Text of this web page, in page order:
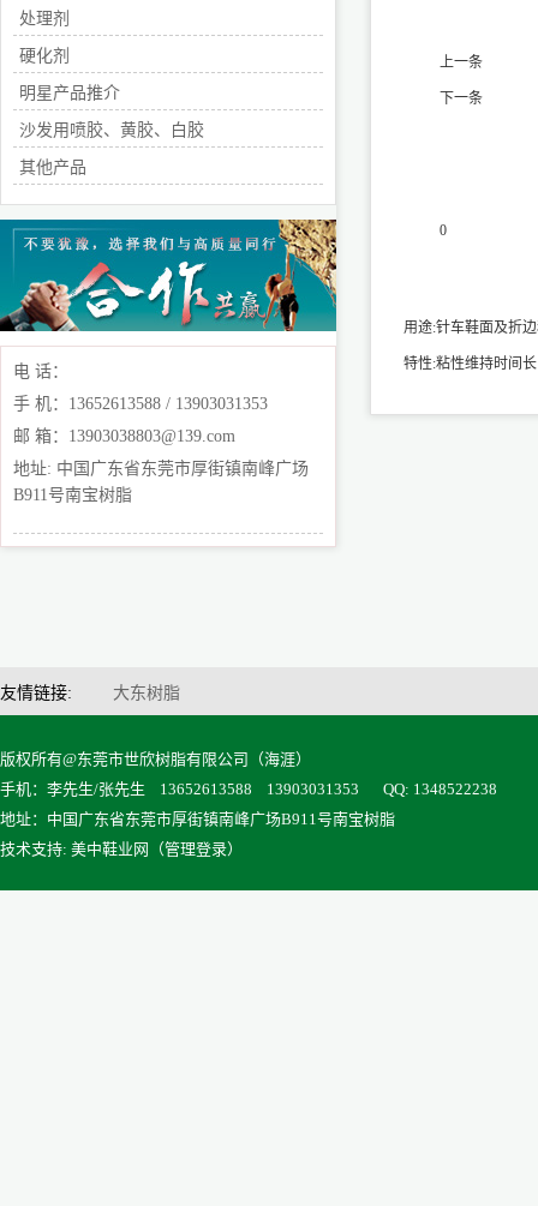
处理剂
硬化剂
明星产品推介
沙发用喷胶、黄胶、白胶
其他产品
电 话：
手 机：13652613588 / 13903031353
邮 箱：13903038803@139.com
地址: 中国广东省东莞市厚街镇南峰广场
B911号南宝树脂
上一条
下一条
0
用途:针车鞋面及折
特性:粘性维持时间长
友情链接: 大东树脂
版权所有@东莞市世欣树脂有限公司（海涯）
手机：李先生/张先生 13652613588 13903031353
QQ: 1348522238
地址：中国广东省东莞市厚街镇南峰广场B911号南宝树脂
技术支持: 美中鞋业网（管理登录）